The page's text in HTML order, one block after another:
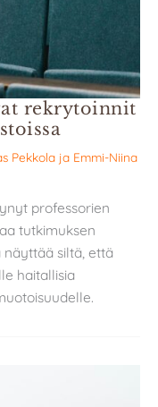
rekrytoinnit
Pekkola ja Emmi-Niina
professorien
tutkimuksen
näyttää siltä, että
haitallisia